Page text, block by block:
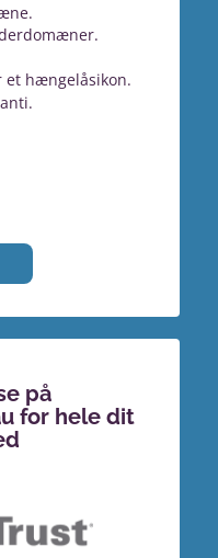
et hængelåsikon.
på
for hele dit